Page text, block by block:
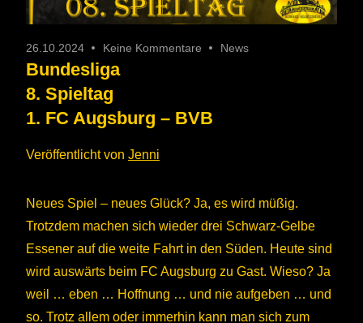
26.10.2024 Keine Kommentare News
Bundesliga
8. Spieltag
1. FC Augsburg – BVB
Veröffentlicht von Jenni
Neues Spiel – neues Glück? Ja, es wird müßig.
Trotzdem machen sich wieder drei Schwarz-Gelbe
Essener auf die weite Fahrt in den Süden. Heute sind
wird auswärts beim FC Augsburg zu Gast. Wieso? Ja
weil … eben … Hoffnung … und nie aufgeben … und
so. Trotz allem oder immerhin kann man sich zum